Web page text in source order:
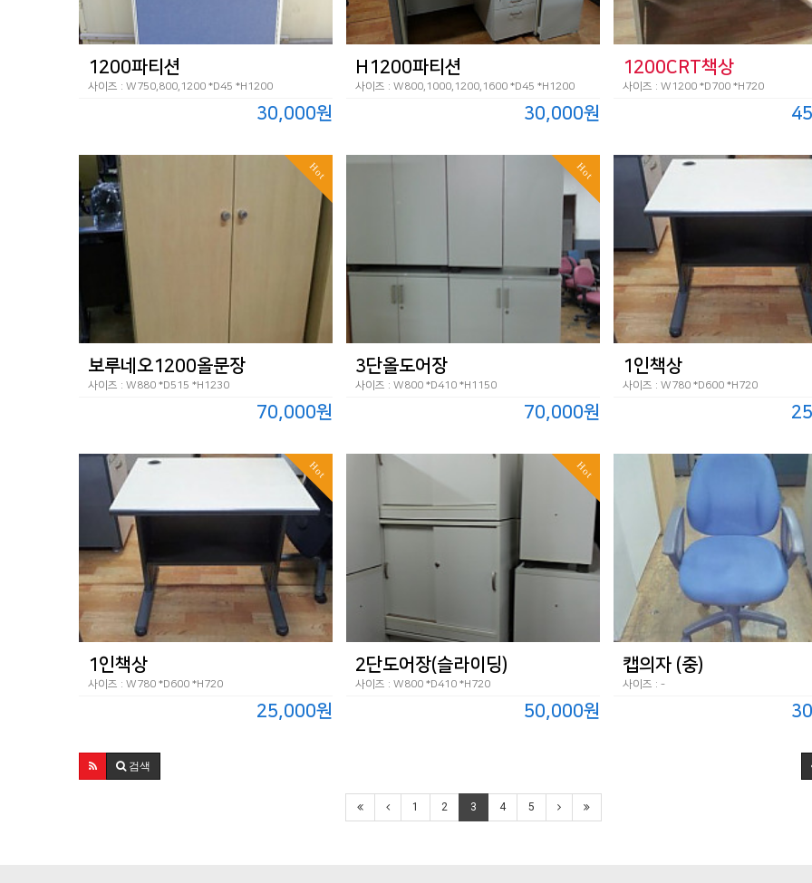
1200파티션
사이즈 : W750,800,1200 *D45 *H1200
30,000원
H1200파티션
사이즈 : W800,1000,1200,1600 *D45 *H1200
30,000원
1200CRT책상
사이즈 : W1200 *D700 *H720
Hot
보루네오1200올문장
사이즈 : W880 *D515 *H1230
70,000원
Hot
3단올도어장
사이즈 : W800 *D410 *H1150
70,000원
1인책상
사이즈 : W780 *D600 *H720
Hot
1인책상
사이즈 : W780 *D600 *H720
25,000원
Hot
2단도어장(슬라이딩)
사이즈 : W800 *D410 *H720
50,000원
캡의자 (중)
사이즈 : -
검색
1 2 3 4 5